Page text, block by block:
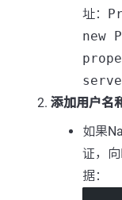
址：
new
添加用户名
如果
证，向
据：